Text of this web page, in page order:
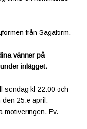
från Sagaform.
vänner på
inlägget.
söndag kl 22:00 och
den 25:e april.
motiveringen. Ev.